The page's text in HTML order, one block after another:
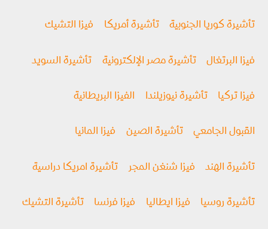
تأشيرة كوريا الجنوبية تأشيرة أمريكا فيزا التشيك
فيزا البرتغال تأشيرة مصر الإلكترونية تأشيرة السويد
فيزا تركيا تأشيرة نيوزيلندا الفيزا البريطانية
القبول الجامعي تأشيرة الصين فيزا المانيا
تأشيرة الهند فيزا شنغن المجر تأشيرة امريكا دراسية
تأشيرة روسيا فیزا ايطاليا فيزا فرنسا تأشيرة التشيك